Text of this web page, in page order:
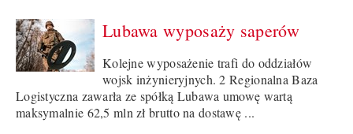
Lubawa wyposaży saperów
Kolejne wyposażenie trafi do oddziałów
wojsk inżynieryjnych. 2 Regionalna Baza
Logistyczna zawarła ze spółką Lubawa umowę wartą
maksymalnie 62,5 mln zł brutto na dostawę ...